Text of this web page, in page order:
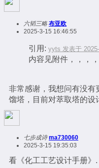
六韬三略 布亚欧
2025-3-15 16:46:55
引用: yyts 发表于
内容见附件，，，，
非常感谢，我想问有没有
馏塔，目前对萃取塔的设
七步成诗 ma730060
2025-3-15 19:35:03
看《化工工艺设计手册》.